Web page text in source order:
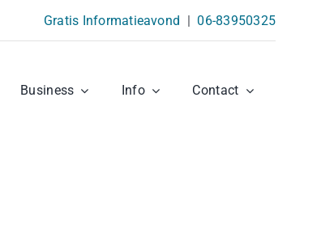
Gratis Informatieavond | 06-83950325
Business Info Contact